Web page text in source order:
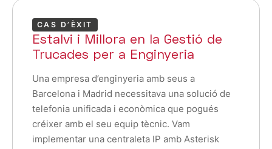
CAS D’ÈXIT
Estalvi i Millora en la Gestió de
Trucades per a Enginyeria
Una empresa d’enginyeria amb seus a
Barcelona i Madrid necessitava una solució de
telefonia unificada i econòmica que pogués
créixer amb el seu equip tècnic. Vam
implementar una centraleta IP amb Asterisk